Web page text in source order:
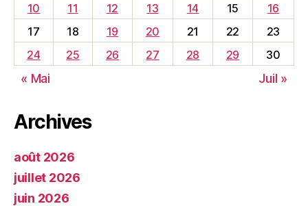
10
11 12 13 14 15
16
17
18 19 20 21 22
23
24
25 26 27 28 29 30
« Mai Juil »
Archives
août 2026
juillet 2026
juin 2026